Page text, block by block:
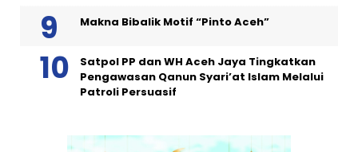
Makna Bibalik Motif “Pinto Aceh”
Satpol PP dan WH Aceh Jaya Tingkatkan
Pengawasan Qanun Syari’at Islam Melalui
Patroli Persuasif